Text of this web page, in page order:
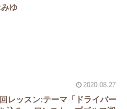
ゆ
2020.08.27
レッスン:テーマ「ドライバー